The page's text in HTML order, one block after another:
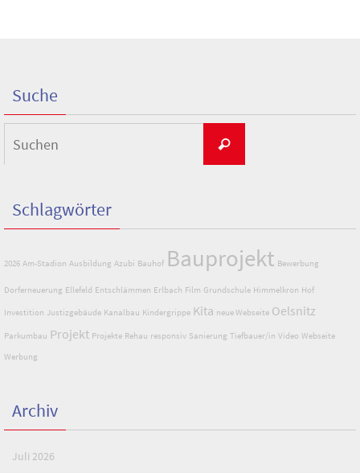
Suche
Suchen
Schlagwörter
2026 Am-Stadion Ausbildung Azubi Bauhof Bauprojekt Bewerbung
Dorferneuerung Ellefeld Entschlämmen Erlbach Film Grundschule Himmelkron Hof
Investition Justizgebäude Kanalbau Kindergrippe Kita neue Webseite Oelsnitz
Parkumbau Projekt Projekte Rehau responsiv Sanierung Tiefbauer/in Video Webseite
Werbung
Archiv
Juli 2026